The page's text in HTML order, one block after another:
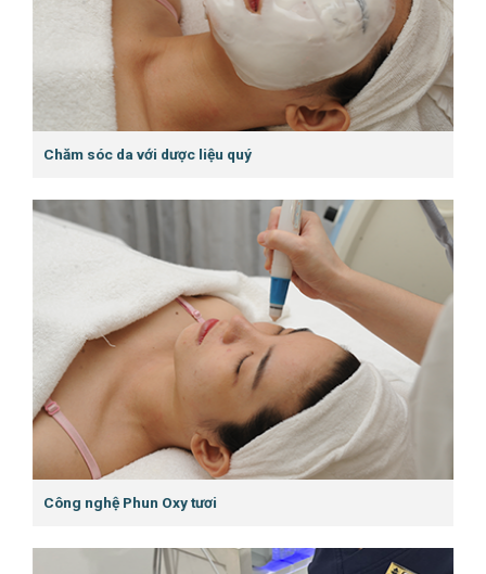
Chăm sóc da với dược liệu quý
Công nghệ Phun Oxy tươi